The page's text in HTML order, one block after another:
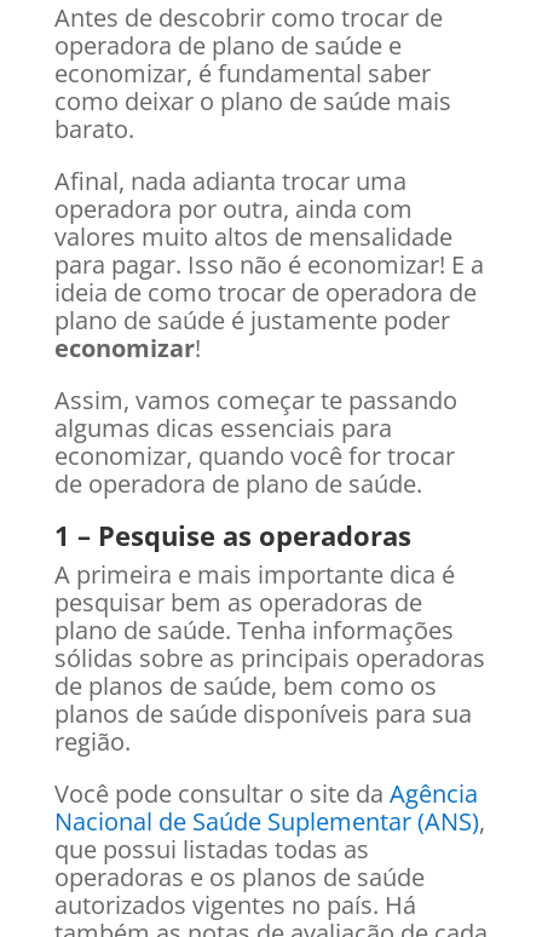
Antes de descobrir como trocar de
operadora de plano de saúde e
economizar, é fundamental saber
como deixar o plano de saúde mais
barato.
Afinal, nada adianta trocar uma
operadora por outra, ainda com
valores muito altos de mensalidade
para pagar. Isso não é economizar! E a
ideia de como trocar de operadora de
plano de saúde é justamente poder
economizar!
Assim, vamos começar te passando
algumas dicas essenciais para
economizar, quando você for trocar
de operadora de plano de saúde.
1 – Pesquise as operadoras
A primeira e mais importante dica é
pesquisar bem as operadoras de
plano de saúde. Tenha informações
sólidas sobre as principais operadoras
de planos de saúde, bem como os
planos de saúde disponíveis para sua
região.
Você pode consultar o site da Agência
Nacional de Saúde Suplementar (ANS),
que possui listadas todas as
operadoras e os planos de saúde
autorizados vigentes no país. Há